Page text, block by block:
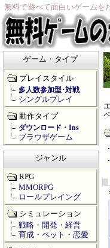
無料で遊べて面白いゲームを
ゲーム・タイプ
プレイスタイル
多人数参加型･対戦
シングルプレイ
動作タイプ
ダウンロード・Ins
ブラウザゲーム
ジャンル
RPG
MMORPG
ロールプレイング
シミュレーション
戦略・開発・経営
育成・ペット・恋愛